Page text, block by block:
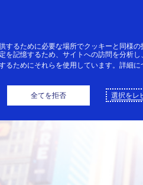
個人のお客様 法
ッチ決済​ スマホ・ウェ
するために必要な場所でクッキーと同様
を記憶するため、サイトへの訪問を分析
るためにそれらを使用しています。詳細に
全てを拒否 選択をレ